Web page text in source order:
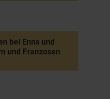
bei Enns und
und Franzosen